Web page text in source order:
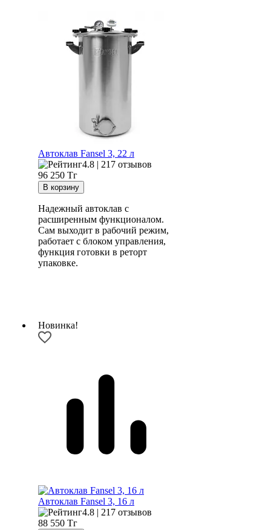
Автоклав Fansel 3, 22 л
4.8 | 217 отзывов
96 250 Тг
Надежный автоклав с
расширенным функционалом.
Сам выходит в рабочий режим,
работает с блоком управления,
функция готовки в реторт
упаковке.
Новинка!
Автоклав Fansel 3, 16 л
4.8 | 217 отзывов
88 550 Тг